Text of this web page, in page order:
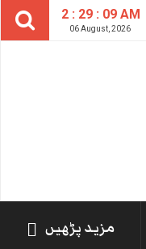
2 : 29 : 10 AM
06 August, 2026
مزید پڑھیں